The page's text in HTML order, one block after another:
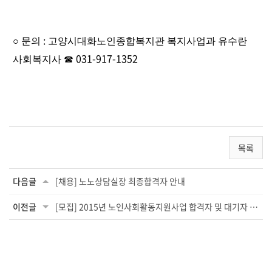
○ 문의 : 고양시대화노인종합복지관 복지사업과 유수란
사회복지사 ☎ 031-917-1352
목록
다음글 [채용] 노노상담실장 최종합격자 안내
이전글 [모집] 2015년 노인사회활동지원사업 합격자 및 대기자 안내